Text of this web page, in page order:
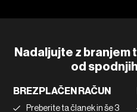
Nadaljujte z branjem
od
BREZPLAČEN RAČUN
Preberite ta članek in še 3
Piškotki
Marketing
Uporaba umetne inteligence